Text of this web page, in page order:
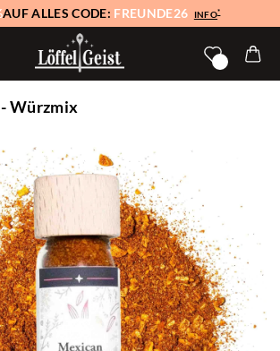
AUF ALLES CODE: FREUNDE26 INFO*
Würzmix